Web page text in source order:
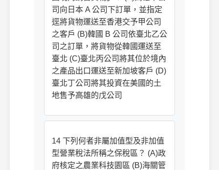
司向日本 A 公司下訂單，並指定
逕將貨物運送至香港交予甲公司
之客戶 (B)韓國 B 公司依臺北乙公
司之訂單，將貨物從韓國運送至
臺北 (C)臺北丙公司將其位於境內
之產品出口運送至新加坡客戶 (D)
臺北丁公司將其投資在美國的土
地售予高雄的戊公司
14 下列何者非屬加值型及非加值
型營業稅法所稱之保稅區？ (A)政
府核定之農業科技園區 (B)海關管